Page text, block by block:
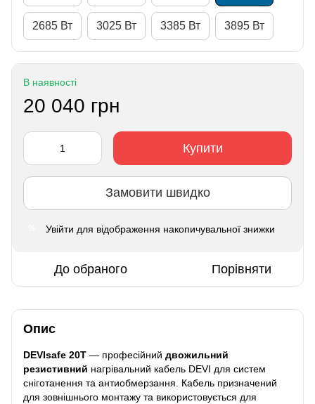
2685 Вт 3025 Вт 3385 Вт 3895 Вт
В наявності
20 040 грн
Купити
Замовити швидко
Увійти для відображення накопичувальної знижки
До обраного Порівняти
Опис
DEVIsafe 20T — професійний двожильний
резистивний нагрівальний кабель DEVI для систем
сніготанення та антиобмерзання. Кабель призначений
для зовнішнього монтажу та використовується для